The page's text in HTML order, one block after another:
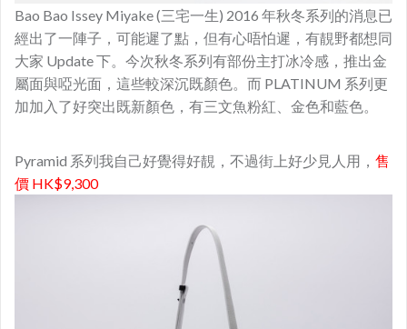
Bao Bao Issey Miyake (三宅一生) 2016 年秋冬系列的消息已
經出了一陣子，可能遲了點，但有心唔怕遲，有靚野都想同
大家 Update 下。今次秋冬系列有部份主打冰冷感，推出金
屬面與啞光面，這些較深沉既顏色。而 PLATINUM 系列更
加加入了好突出既新顏色，有三文魚粉紅、金色和藍色。
Pyramid 系列我自己好覺得好靚，不過街上好少見人用， 售
價 HK$9,300